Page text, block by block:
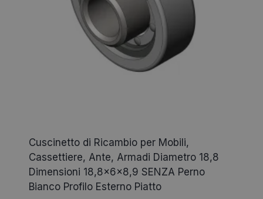
Cuscinetto di Ricambio per Mobili,
Cassettiere, Ante, Armadi Diametro 18,8
Dimensioni 18,8x6x8,9 SENZA Perno
Bianco Profilo Esterno Piatto